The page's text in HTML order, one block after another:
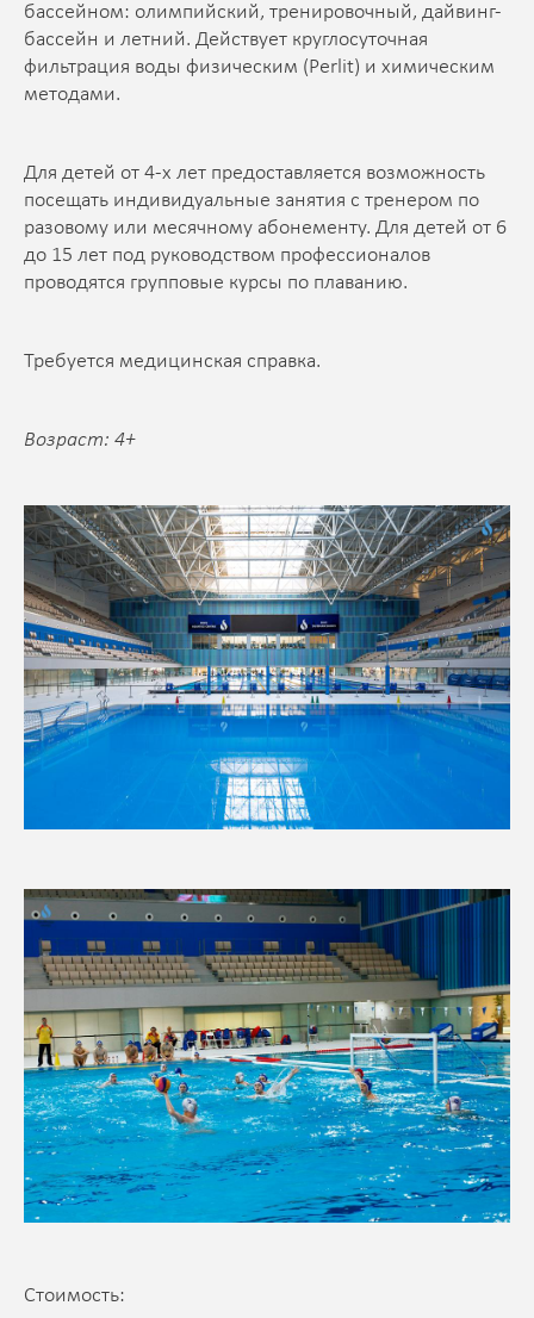
бассейном: олимпийский, тренировочный, дайвинг-
бассейн и летний. Действует круглосуточная
фильтрация воды физическим (Perlit) и химическим
методами.
Для детей от 4-х лет предоставляется возможность
посещать индивидуальные занятия с тренером по
разовому или месячному абонементу. Для детей от 6
до 15 лет под руководством профессионалов
проводятся групповые курсы по плаванию.
Требуется медицинская справка.
Возраст: 4+
Стоимость: